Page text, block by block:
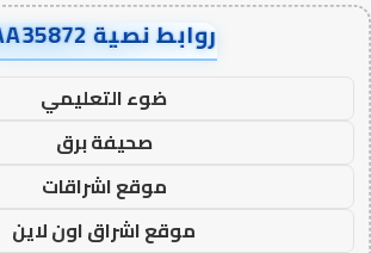
روابط نصية AA35872
ضوء التعليمي
صحيفة برق
موقع اشراقات
موقع اشراق اون لاين